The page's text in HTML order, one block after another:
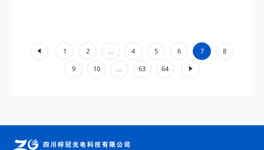
1 2 4 5 6 7 8
9 10 ... 63 64
»